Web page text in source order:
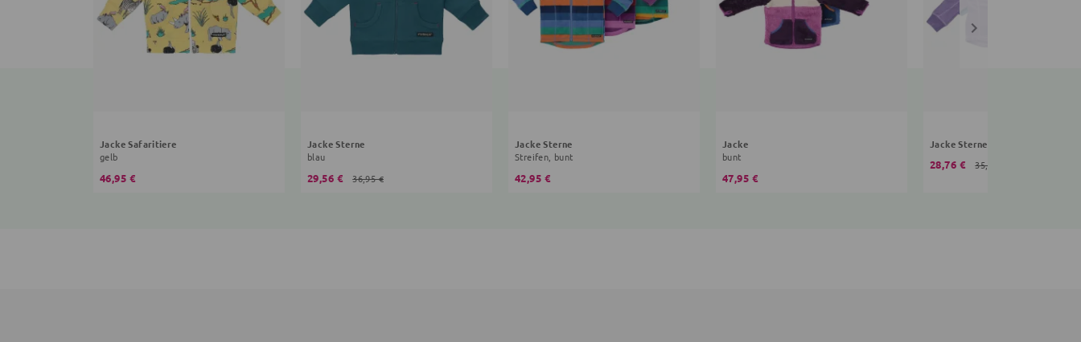
Jacke Safaritiere
gelb
46,95 €
Jacke Sterne
blau
29,56 € 36,95 €
Jacke Sterne
Streifen, bunt
42,95 €
Jacke
bunt
47,95 €
Jacke Sterne
28,76 € 35,95 €